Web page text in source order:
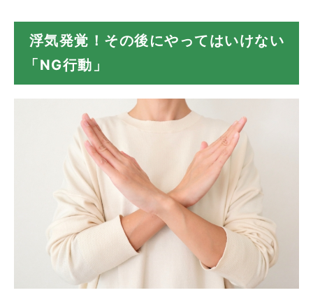
浮気発覚！その後にやってはいけない
「NG行動」